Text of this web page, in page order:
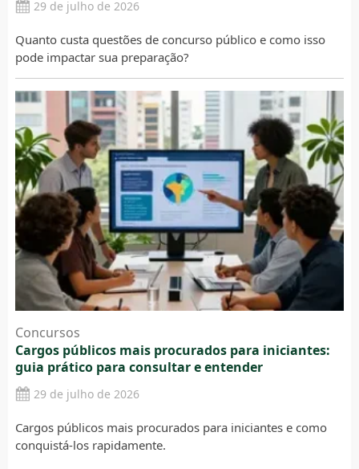
29 de julho de 2026
Quanto custa questões de concurso público e como isso
pode impactar sua preparação?
Concursos
Cargos públicos mais procurados para iniciantes:
guia prático para consultar e entender
29 de julho de 2026
Cargos públicos mais procurados para iniciantes e como
conquistá-los rapidamente.